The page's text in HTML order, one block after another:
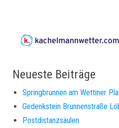
Neueste Beiträge
Springbrunnen am Wettiner
Gedenkstein Brunnenstraße
Postdistanzsäulen